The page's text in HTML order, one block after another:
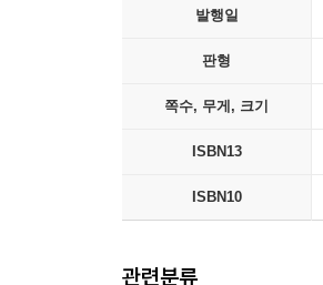
발행일
판형
쪽수, 무게, 크기
ISBN13
ISBN10
관련분류